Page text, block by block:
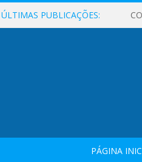
ÚLTIMAS PUBLICAÇÕES:
PÁGINA